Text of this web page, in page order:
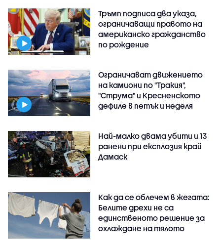
Тръмп подписа два указа,
ограничаващи правото на
американско гражданство
по рождение
Ограничават движението
на камиони по "Тракия",
"Струма" и Кресненското
дефиле в петък и неделя
Най-малко двама убити и 13
ранени при експлозия край
Дамаск
Как да се облечем в жегата:
Белите дрехи не са
единственото решение за
охлаждане на тялото